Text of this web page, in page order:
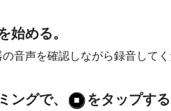
始める。
音声を確認しながら録音してく
ングで、 をタップする